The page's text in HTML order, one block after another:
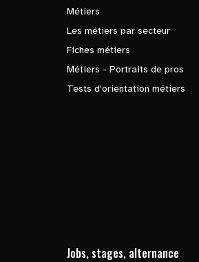
Métiers
Les métiers par secteur
Fiches métiers
Métiers - Portraits de pros
Tests d'orientation métiers
Jobs, stages, alternance